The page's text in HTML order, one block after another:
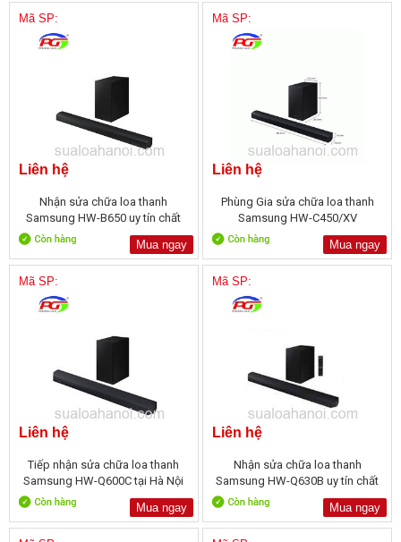
Mã SP:
Liên hệ
Nhận sửa chữa loa thanh
Samsung HW-B650 uy tín chất
Mua ngay
Mã SP:
Liên hệ
Phùng Gia sửa chữa loa thanh
Samsung HW-C450/XV
Mua ngay
Mã SP:
Liên hệ
Tiếp nhận sửa chữa loa thanh
Samsung HW-Q600C tại Hà Nội
Mua ngay
Mã SP:
Liên hệ
Nhận sửa chữa loa thanh
Samsung HW-Q630B uy tín chất
Mua ngay